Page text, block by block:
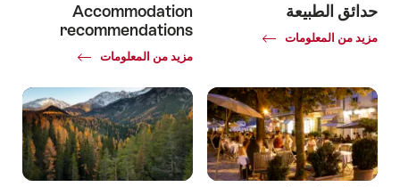
حدائق الطبيعة
مزيد من المعلوماتCommon.Of
Accommodation
recommendations
مزيد من المعلوماتCommon.Of
recommendations